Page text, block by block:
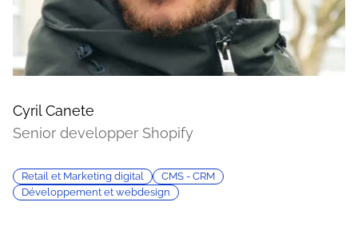
Cyril Canete
Senior developper Shopify
Retail et Marketing digital
CMS - CRM
Développement et webdesign